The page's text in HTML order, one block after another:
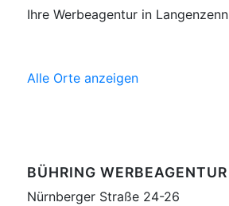
Ihre Werbeagentur in Langenzenn
Alle Orte anzeigen
BÜHRING WERBEAGENTUR
Nürnberger Straße 24-26